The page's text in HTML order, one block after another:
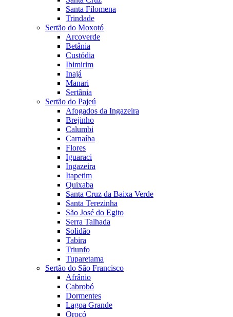
Santa Filomena
Trindade
Sertão do Moxotó
Arcoverde
Betânia
Custódia
Ibimirim
Inajá
Manari
Sertânia
Sertão do Pajeú
Afogados da Ingazeira
Brejinho
Calumbi
Carnaíba
Flores
Iguaraci
Ingazeira
Itapetim
Quixaba
Santa Cruz da Baixa Verde
Santa Terezinha
São José do Egito
Serra Talhada
Solidão
Tabira
Triunfo
Tuparetama
Sertão do São Francisco
Afrânio
Cabrobó
Dormentes
Lagoa Grande
Orocó